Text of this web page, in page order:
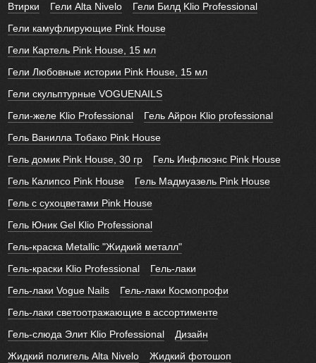
Втирки
Гели Alta Nivelo
Гели Билд Klio Professional
Гели камуфлирующие Pink House
Гели Картель Pink House, 15 мл
Гели Любовные истории Pink House, 15 мл
Гели скульптурные VOGUENAILS
Гели-желе Klio Professional
Гель Айрон Klio professional
Гель Ванилла Тобако Pink House
Гель домик Pink House, 30 гр
Гель Инфлюэнс Pink House
Гель Калипсо Pink House
Гель Мадмуазель Pink House
Гель с сухоцветами Pink House
Гель Юник Gel Klio Professional
Гель-краска Metallic "Жидкий металл"
Гель-краски Klio Professional
Гель-лаки
Гель-лаки Vogue Nails
Гель-лаки Космопрофи
Гель-лаки светоотражающие в ассортименте
Гель-слюда Элит Klio Professional
Дизайн
Жидкий полигель Alta Nivelo
Жидкий фотошоп